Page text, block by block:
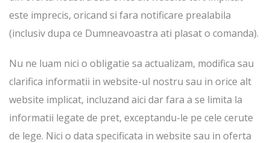
este imprecis, oricand si fara notificare prealabila
(inclusiv dupa ce Dumneavoastra ati plasat o comanda).
Nu ne luam nici o obligatie sa actualizam, modifica sau
clarifica informatii in website-ul nostru sau in orice alt
website implicat, incluzand aici dar fara a se limita la
informatii legate de pret, exceptandu-le pe cele cerute
de lege. Nici o data specificata in website sau in oferta